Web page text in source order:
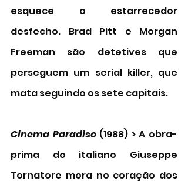
esquece o estarrecedor
desfecho. Brad Pitt e Morgan
Freeman são detetives que
perseguem um serial killer, que
mata seguindo os sete capitais.
Cinema Paradiso (1988) > A obra-
prima do italiano Giuseppe
Tornatore mora no coração dos